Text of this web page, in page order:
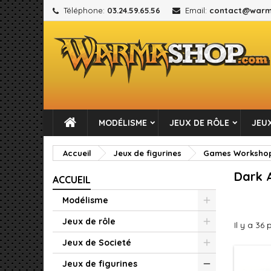
Téléphone: 03.24.59.65.56 Email:
MODÉLISME JEUX DE RÔLE
Accueil Jeux de figurines Games
ACCUEIL
Modélisme
Jeux de rôle
Jeux de Societé
Jeux de figurines
Dark
Il y a 36
add_circle_outline